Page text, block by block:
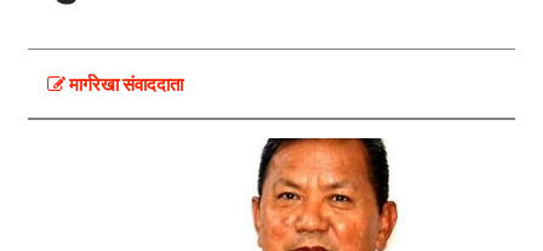
मार्गरेखा संवाददाता